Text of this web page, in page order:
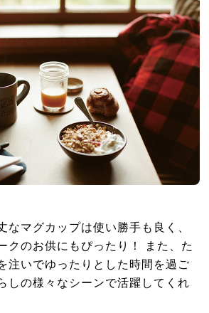
なマグカップは使い勝手も良く、
クのお供にもぴったり！ また、た
注いでゆったりとした時間を過ご
しの様々なシーンで活躍してくれ